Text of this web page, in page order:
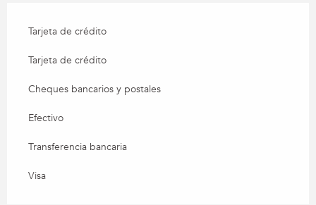
Tarjeta de crédito
Tarjeta de crédito
Cheques bancarios y postales
Efectivo
Transferencia bancaria
Visa